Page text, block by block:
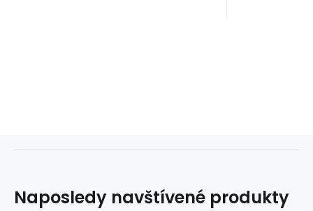
Naposledy navštívené produkty